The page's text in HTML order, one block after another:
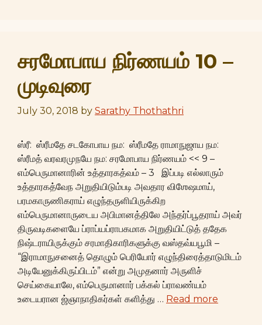
சரமோபாய நிர்ணயம் 10 –
முடிவுரை
July 30, 2018 by Sarathy Thothathri
ஸ்ரீ: ஸ்ரீமதே சடகோபாய நம: ஸ்ரீமதே ராமாநுஜாய நம:
ஸ்ரீமத் வரவரமுநயே நம: சரமோபாய நிர்ணயம் << 9 –
எம்பெருமானாரின் உத்தாரகத்வம் – 3 இப்படி எல்லாரும்
உத்தாரகத்வேந அறுதியிடும்படி அவதார விஶேஷமாய்,
பரமகாருணிகராய் எழுந்தருளியிருக்கிற
எம்பெருமானாருடைய அபிமானத்திலே அந்தர்ப்பூதராய் அவர்
திருவடிகளையே ப்ராப்யப்ராபகமாக அறுதியிட்டுத் ததேக
நிஷ்டராயிருக்கும் சரமாதிகாரிகளுக்கு வஸ்தவ்யபூமி –
“இராமாநுசனைத் தொழும் பெரியோர் எழுந்திரைத்தாடுமிடம்
அடியேனுக்கிருப்பிடம்” என்று அமுதனார் அருளிச்
செய்கையாலே, எம்பெருமானார் பக்கல் ப்ராவண்யம்
உடையரான ஜ்ஞாநாதிகர்கள் களித்து … Read more